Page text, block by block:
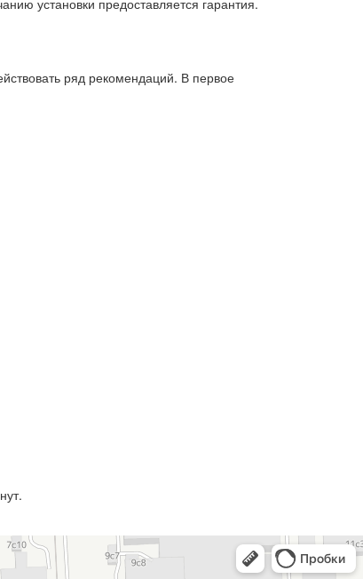
установки предоставляется гарантия.
ряд рекомендаций. В первое